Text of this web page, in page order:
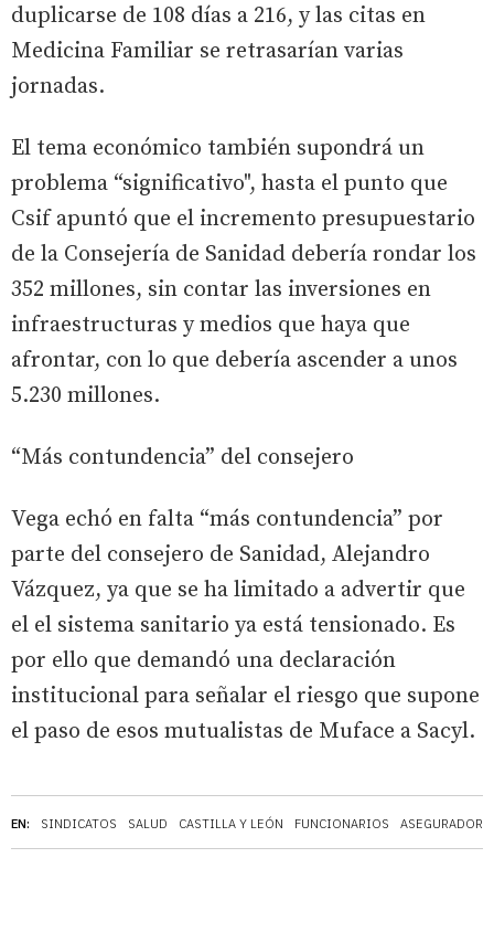
EN: SINDICATOS SALUD CASTILLA Y LEÓN FUNCIONARIOS
duplicarse de 108 días a 216, y las citas en
Medicina Familiar se retrasarían varias
jornadas.
El tema económico también supondrá un
problema “significativo", hasta el punto que
Csif apuntó que el incremento presupuestario
de la Consejería de Sanidad debería rondar los
352 millones, sin contar las inversiones en
infraestructuras y medios que haya que
afrontar, con lo que debería ascender a unos
5.230 millones.
“Más contundencia” del consejero
Vega echó en falta “más contundencia” por
parte del consejero de Sanidad, Alejandro
Vázquez, ya que se ha limitado a advertir que
el el sistema sanitario ya está tensionado. Es
por ello que demandó una declaración
institucional para señalar el riesgo que supone
el paso de esos mutualistas de Muface a Sacyl.